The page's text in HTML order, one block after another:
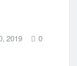
2019 0